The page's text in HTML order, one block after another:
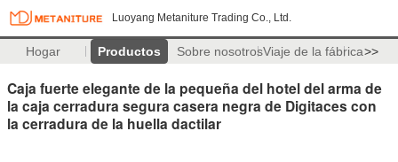
Luoyang Metaniture Trading Co., Ltd.
Hogar Productos Sobre nosotrosViaje de la fábrica>>
Caja fuerte elegante de la pequeña del hotel del arma de
la caja cerradura segura casera negra de Digitaces con
la cerradura de la huella dactilar